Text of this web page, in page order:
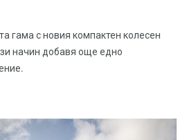
гама с новия компактен колесен
начин добавя още едно